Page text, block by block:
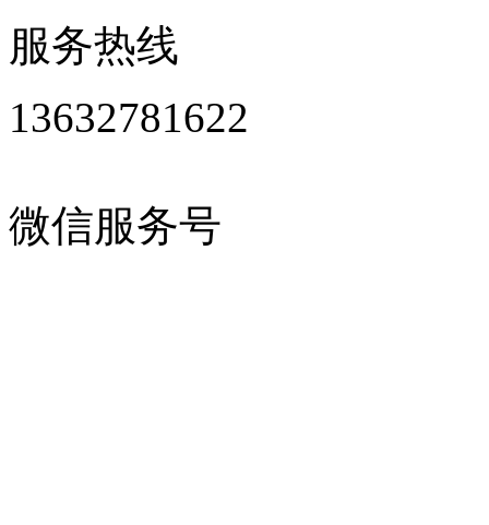
服务热线
13632781622
微信服务号